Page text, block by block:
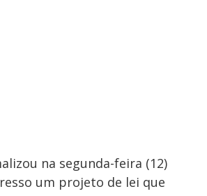
na segunda-feira (12)
um projeto de lei que